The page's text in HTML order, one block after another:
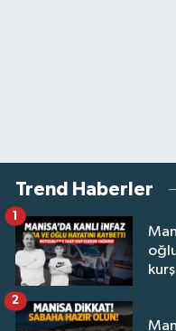
Trend Haberler
1
2